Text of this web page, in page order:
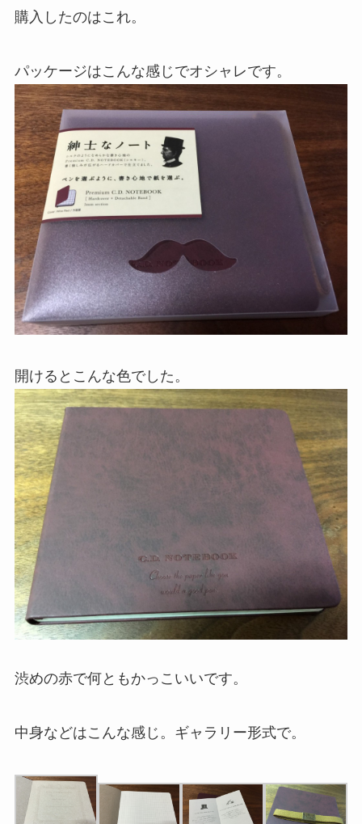
購入したのはこれ。
パッケージはこんな感じでオシャレです。
開けるとこんな色でした。
渋めの赤で何ともかっこいいです。
中身などはこんな感じ。ギャラリー形式で。